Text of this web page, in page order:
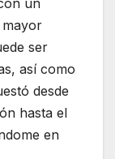
ser
así como
desde
hasta el
en